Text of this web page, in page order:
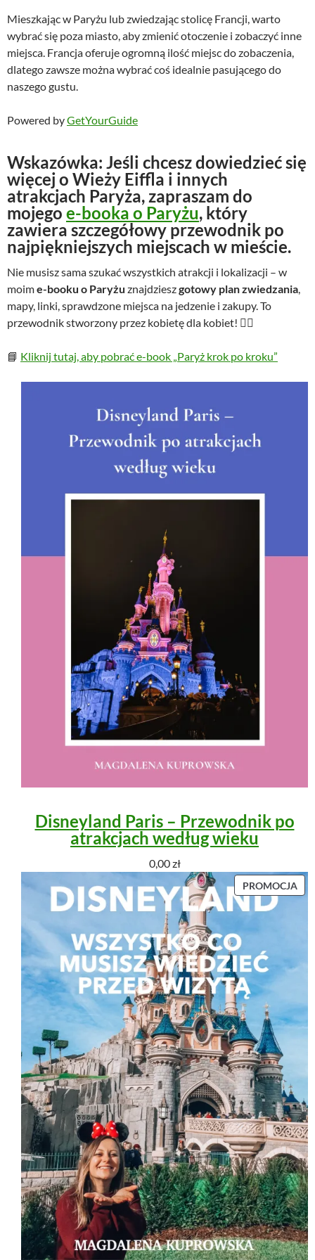
Mieszkając w Paryżu lub zwiedzając stolicę Francji, warto
wybrać się poza miasto, aby zmienić otoczenie i zobaczyć inne
miejsca. Francja oferuje ogromną ilość miejsc do zobaczenia,
dlatego zawsze można wybrać coś idealnie pasującego do
naszego gustu.
Powered byGetYourGuide
Wskazówka: Jeśli chcesz dowiedzieć się
więcej o Wieży Eiffla i innych
atrakcjach Paryża, zapraszam do
mojego e-booka o Paryżu, który
zawiera szczegółowy przewodnik po
najpiękniejszych miejscach w mieście.
Nie musisz sama szukać wszystkich atrakcji i lokalizacji – w
moime-booku o Paryżu znajdzieszgotowy plan zwiedzania,
mapy, linki, sprawdzone miejsca na jedzenie i zakupy. To
przewodnik stworzony przez kobietę dla kobiet! 💁‍♀️
📘 Kliknij tutaj, aby pobrać e-book „Paryż krok po kroku”
Disneyland Paris – Przewodnik po
atrakcjach według wieku
0,00zł
PROMOCJAP
R
P
C
I